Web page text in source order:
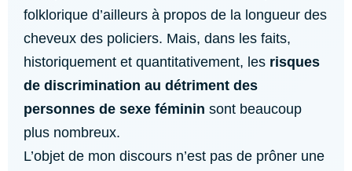
folklorique d’ailleurs à propos de la longueur des
cheveux des policiers. Mais, dans les faits,
historiquement et quantitativement, les risques
de discrimination au détriment des
personnes de sexe féminin sont beaucoup
plus nombreux.
L’objet de mon discours n’est pas de prôner une